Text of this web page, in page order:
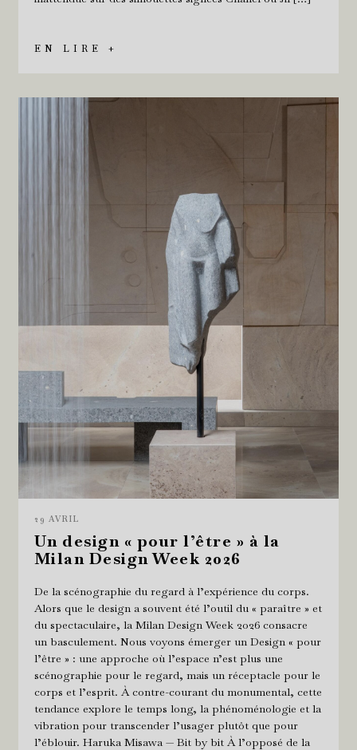
EN LIRE +
29 AVRIL
Un design « pour l’être » à la
Milan Design Week 2026
De la scénographie du regard à l’expérience du corps.
Alors que le design a souvent été l’outil du « paraître » et
du spectaculaire, la Milan Design Week 2026 consacre
un basculement. Nous voyons émerger un Design « pour
l’être » : une approche où l’espace n’est plus une
scénographie pour le regard, mais un réceptacle pour le
corps et l’esprit. À contre-courant du monumental, cette
tendance explore le temps long, la phénoménologie et la
vibration pour transcender l’usager plutôt que pour
l’éblouir. Haruka Misawa — Bit by bit À l’opposé de la